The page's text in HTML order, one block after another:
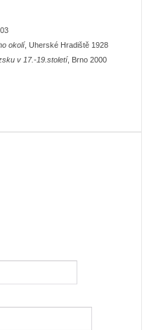
okolí , Uherské Hradiště 1928
v 17.-19.století , Brno 2000